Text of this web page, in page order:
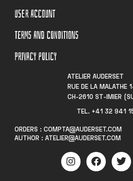
USER ACCOUNT
TERMS AND CONDITIONS
PRIVACY POLICY
ATELIER AUDERSET
RUE DE LA MALATHE
CH-2610 ST-IMIER
TEL. +41 32 941
ORDERS : COMPTA@AUDERSET.COM
AUTHOR : ATELIER@AUDERSET.COM